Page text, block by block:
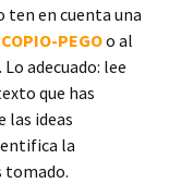
ten en cuenta una
PEGOo al
adecuado: lee
que has
las ideas
la
tomado.